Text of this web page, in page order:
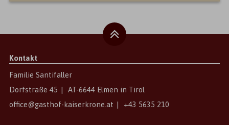
Kontakt
Familie Santifaller
Dorfstraße 45 | AT-6644 Elmen in Tirol
office@gasthof-kaiserkrone.at | +43 5635 210